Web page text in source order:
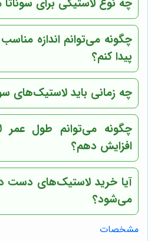
چه نوع لاستیکی برای
چگونه می‌توانم اندازه
پیدا کنم؟
چه زمانی باید لاستیک‌های
چگونه می‌توانم طول عمر
افزایش دهم؟
آیا خرید لاستیک‌های دست
می‌شود؟
مشخصات